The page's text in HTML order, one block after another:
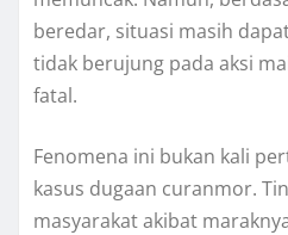
beredar, situasi masih
tidak berujung pada aksi
fatal.
Fenomena ini bukan kali
kasus dugaan curanmor.
masyarakat akibat